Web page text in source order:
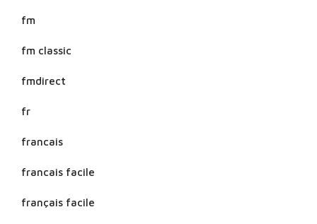
fm
fm classic
fmdirect
fr
francais
francais facile
français facile